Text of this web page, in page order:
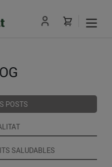
POSTS
SALUDABLES